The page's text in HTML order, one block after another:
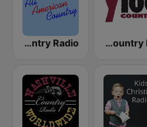
WNCY Y100 country FM
A1 Country - All American Country Radio